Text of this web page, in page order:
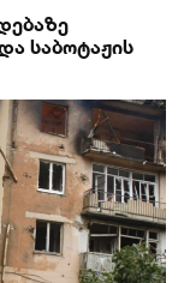
საბოტაჟის